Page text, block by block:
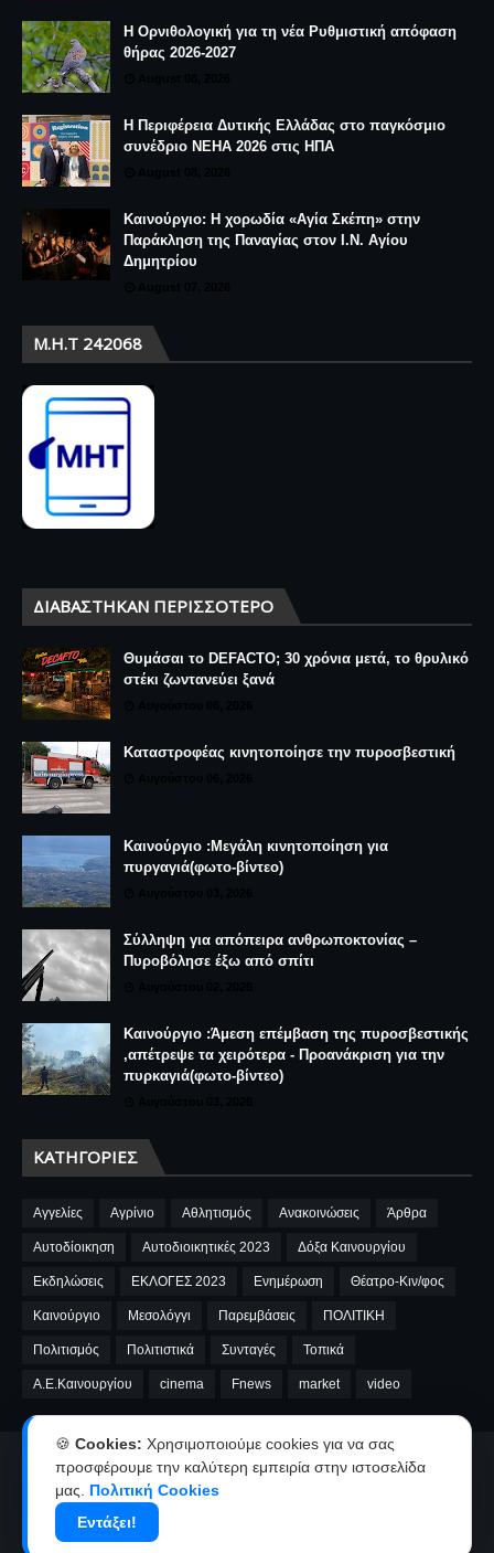
Η Ορνιθολογική για τη νέα Ρυθμιστική απόφαση
θήρας 2026-2027
Η Περιφέρεια Δυτικής Ελλάδας στο παγκόσμιο
συνέδριο NEHA 2026 στις ΗΠΑ
Καινούργιο: Η χορωδία «Αγία Σκέπη» στην
Παράκληση της Παναγίας στον Ι.Ν. Αγίου
Δημητρίου
Μ.Η.Τ 242068
ΔΙΑΒΆΣΤΗΚΑΝ ΠΕΡΙΣΣΌΤΕΡΟ
Θυμάσαι το DEFACTO; 30 χρόνια μετά, το θρυλικό
στέκι ζωντανεύει ξανά
Καταστροφέας κινητοποίησε την πυροσβεστική
Καινούργιο :Μεγάλη κινητοποίηση για
πυργαγιά(φωτο-βίντεο)
Σύλληψη για απόπειρα ανθρωποκτονίας –
Πυροβόλησε έξω από σπίτι
Καινούργιο :Άμεση επέμβαση της πυροσβεστικής
,απέτρεψε τα χειρότερα - Προανάκριση για την
πυρκαγιά(φωτο-βίντεο)
ΚΑΤΗΓΟΡΊΕΣ
Αγγελίες Αγρίνιο Αθλητισμός Ανακοινώσεις Άρθρα
Αυτοδίοικηση Αυτοδιοικητικές 2023 Δόξα Καινουργίου
Εκδηλώσεις ΕΚΛΟΓΕΣ 2023 Ενημέρωση Θέατρο-Κιν/φος
Καινούργιο Μεσολόγγι Παρεμβάσεις ΠΟΛΙΤΙΚΗ
Πολιτισμός Πολιτιστικά Συνταγές Τοπικά
A.E.Καινουργίου cinema Fnews market video
Αρχική Ταυτότητα
Όροι χρήσης-Πολιτική απορρήτου
Επικοινωνία-Διαφήμιση
Copyright ©2026 kainourgiopress-Νέα από το Καινούργιο,το Αγρίνιο
🍪 Cookies: Χρησιμοποιούμε cookies για να σας
προσφέρουμε την καλύτερη εμπειρία στην ιστοσελίδα
μας. Πολιτική Cookies
Εντάξει!